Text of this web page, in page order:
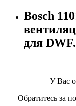
Bosch
для
У Вас
Обратитесь за